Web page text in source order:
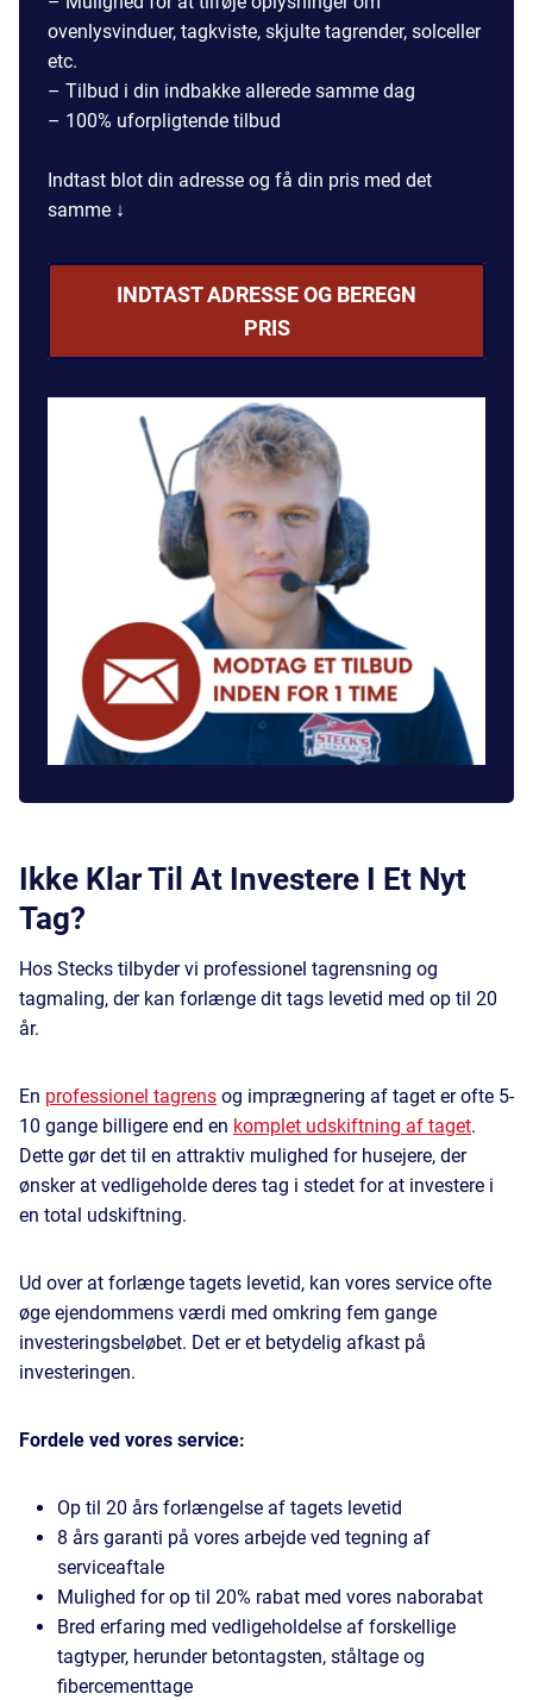
ovenlysvinduer, tagkviste, skjulte tagrender, solceller
etc.
– Tilbud i din indbakke allerede samme dag
– 100% uforpligtende tilbud
Indtast blot din adresse og få din pris med det
samme ↓
INDTAST ADRESSE OG BEREGN
PRIS
Ikke Klar Til At Investere I Et Nyt
Tag?
Hos Stecks tilbyder vi professionel tagrensning og
tagmaling, der kan forlænge dit tags levetid med op til 20
år.
En professionel tagrens og imprægnering af taget er ofte 5-
10 gange billigere end en komplet udskiftning af taget.
Dette gør det til en attraktiv mulighed for husejere, der
ønsker at vedligeholde deres tag i stedet for at investere i
en total udskiftning.
Ud over at forlænge tagets levetid, kan vores service ofte
øge ejendommens værdi med omkring fem gange
investeringsbeløbet. Det er et betydelig afkast på
investeringen.
Fordele ved vores service:
Op til 20 års forlængelse af tagets levetid
8 års garanti på vores arbejde ved tegning af
serviceaftale
Mulighed for op til 20% rabat med vores naborabat
Bred erfaring med vedligeholdelse af forskellige
tagtyper, herunder betontagsten, ståltage og
fibercementtage